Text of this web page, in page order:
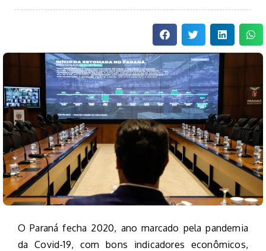
O Paraná fecha 2020, ano marcado pela pandemia
da Covid-19, com bons indicadores econômicos,